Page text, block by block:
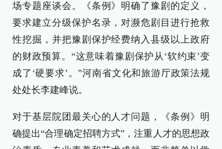
场专题座谈会。《条例》明确了豫剧的定义，
要求建立分级保护名录，对濒危剧目进行抢救
性挖掘，并把豫剧保护经费纳入县级以上政府
的财政预算。“这意味着豫剧保护从‘软约束’变
成了‘硬要求’。”河南省文化和旅游厅政策法规
处处长李建峰说。
对于基层院团最关心的人才问题，《条例》明
确提出“合理确定招聘方式”，注重人才的思想政